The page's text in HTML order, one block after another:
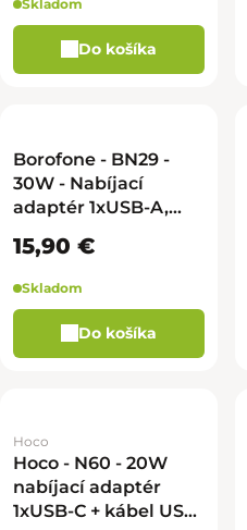
Skladom
Do košíka
Borofone - BN29 -
30W - Nabíjací
adaptér 1xUSB-A,
15,90 €
Skladom
Do košíka
Hoco
Hoco - N60 - 20W
nabíjací adaptér
1xUSB-C + kábel USB-